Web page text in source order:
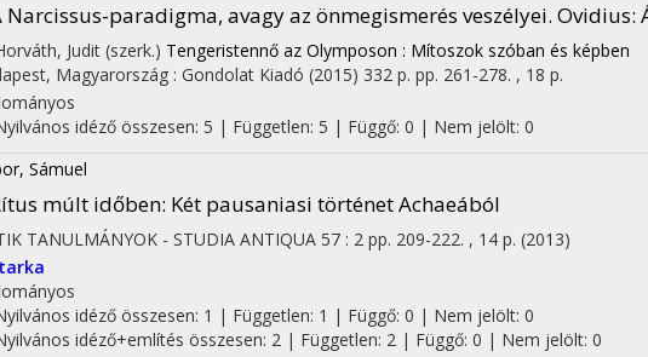
Narcissus-paradigma, avagy az önmegismerés veszélyei. Ovidius:
Judit (szerk.) Tengeristennő az Olymposon : Mítoszok szóban és képben
Magyarország : Gondolat Kiadó (2015) 332 p. pp. 261-278. , 18 p.
idéző összesen: 5 | Független: 5 | Függő: 0 | Nem jelölt: 0
Sámuel
múlt időben: Két pausaniasi történet Achaeából
TANULMÁNYOK - STUDIA ANTIQUA 57 : 2 pp. 209-222. , 14 p. (2013)
idéző összesen: 1 | Független: 1 | Függő: 0 | Nem jelölt: 0
idéző+említés összesen: 2| Független: 2 | Függő: 0 | Nem jelölt: 0